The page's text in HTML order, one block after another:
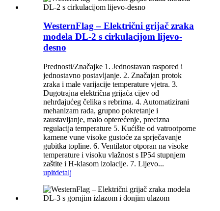
WesternFlag – Električni grijač zraka
modela DL-2 s cirkulacijom lijevo-
desno
Prednosti/Značajke 1. Jednostavan raspored i
jednostavno postavljanje. 2. Značajan protok
zraka i male varijacije temperature vjetra. 3.
Dugotrajna električna grijaća cijev od
nehrđajućeg čelika s rebrima. 4. Automatizirani
mehanizam rada, grupno pokretanje i
zaustavljanje, malo opterećenje, precizna
regulacija temperature 5. Kućište od vatrootporne
kamene vune visoke gustoće za sprječavanje
gubitka topline. 6. Ventilator otporan na visoke
temperature i visoku vlažnost s IP54 stupnjem
zaštite i H-klasom izolacije. 7. Lijevo...
upitdetalj